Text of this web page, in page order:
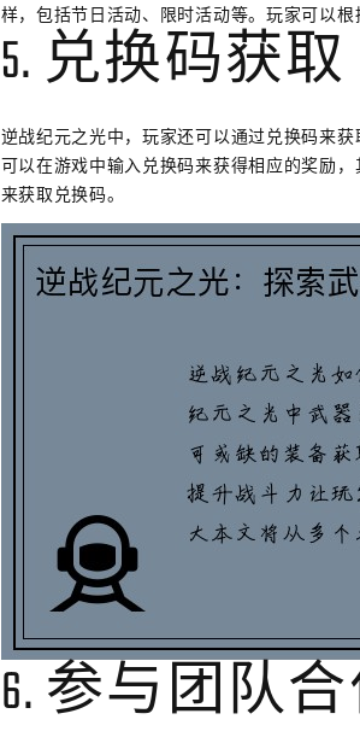
样，包括节日活动、限时活动等。玩家可以
5. 兑换码获取
逆战纪元之光中，玩家还可以通过兑换码来
可以在游戏中输入兑换码来获得相应的奖励
来获取兑换码。
6. 参与团队